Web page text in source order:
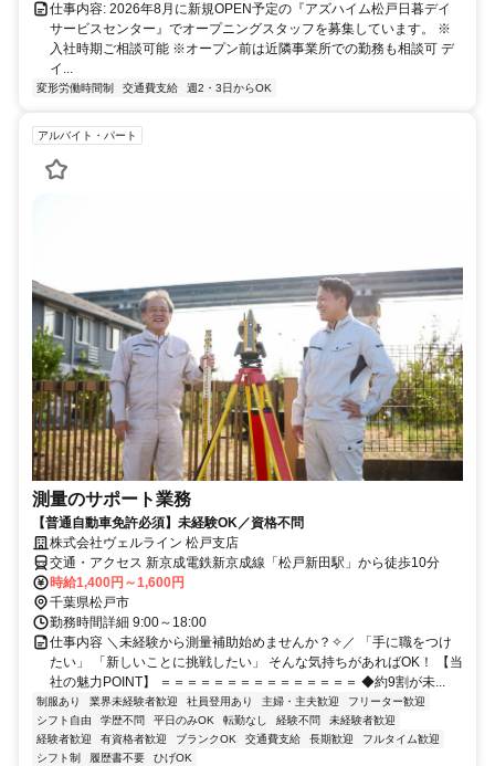
仕事内容: 2026年8月に新規OPEN予定の『アズハイム松戸日暮デイ
サービスセンター』でオープニングスタッフを募集しています。 ※
入社時期ご相談可能 ※オープン前は近隣事業所での勤務も相談可 デ
イ...
変形労働時間制 交通費支給 週2・3日からOK
アルバイト・パート
測量のサポート業務
【普通自動車免許必須】未経験OK／資格不問
株式会社ヴェルライン 松戸支店
交通・アクセス 新京成電鉄新京成線「松戸新田駅」から徒歩10分
時給1,400円～1,600円
千葉県松戸市
勤務時間詳細 9:00～18:00
仕事内容 ＼未経験から測量補助始めませんか？✧／ 「手に職をつけ
たい」 「新しいことに挑戦したい」 そんな気持ちがあればOK！ 【当
社の魅力POINT】 ＝＝＝＝＝＝＝＝＝＝＝＝＝＝＝ ◆約9割が未...
制服あり 業界未経験者歓迎 社員登用あり 主婦・主夫歓迎
フリーター歓迎
シフト自由
学歴不問 平日のみOK 転勤なし 経験不問
未経験者歓迎
経験者歓迎
有資格者歓迎 ブランクOK 交通費支給 長期歓迎
フルタイム歓迎
シフト制
履歴書不要 ひげOK